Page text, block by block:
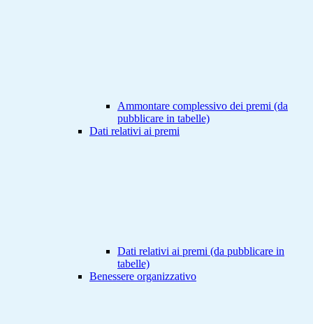
Ammontare complessivo dei premi (da
pubblicare in tabelle)
Dati relativi ai premi
Dati relativi ai premi (da pubblicare in
tabelle)
Benessere organizzativo